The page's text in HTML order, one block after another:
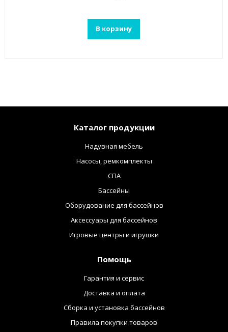
В корзину
Каталог продукции
Надувная мебель
Насосы, ремкомплекты
СПА
Бассейны
Оборудование для бассейнов
Аксессуары для бассейнов
Игровые центры и игрушки
Помощь
Гарантия и сервис
Доставка и оплата
Сборка и установка бассейнов
Правила покупки товаров